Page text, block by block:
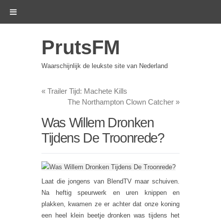
PrutsFM
Waarschijnlijk de leukste site van Nederland
« Trailer Tijd: Machete Kills
The Northampton Clown Catcher »
Was Willem Dronken
Tijdens De Troonrede?
Laat die jongens van BlendTV maar schuiven.
Na heftig speurwerk en uren knippen en
plakken, kwamen ze er achter dat onze koning
een heel klein beetje dronken was tijdens het